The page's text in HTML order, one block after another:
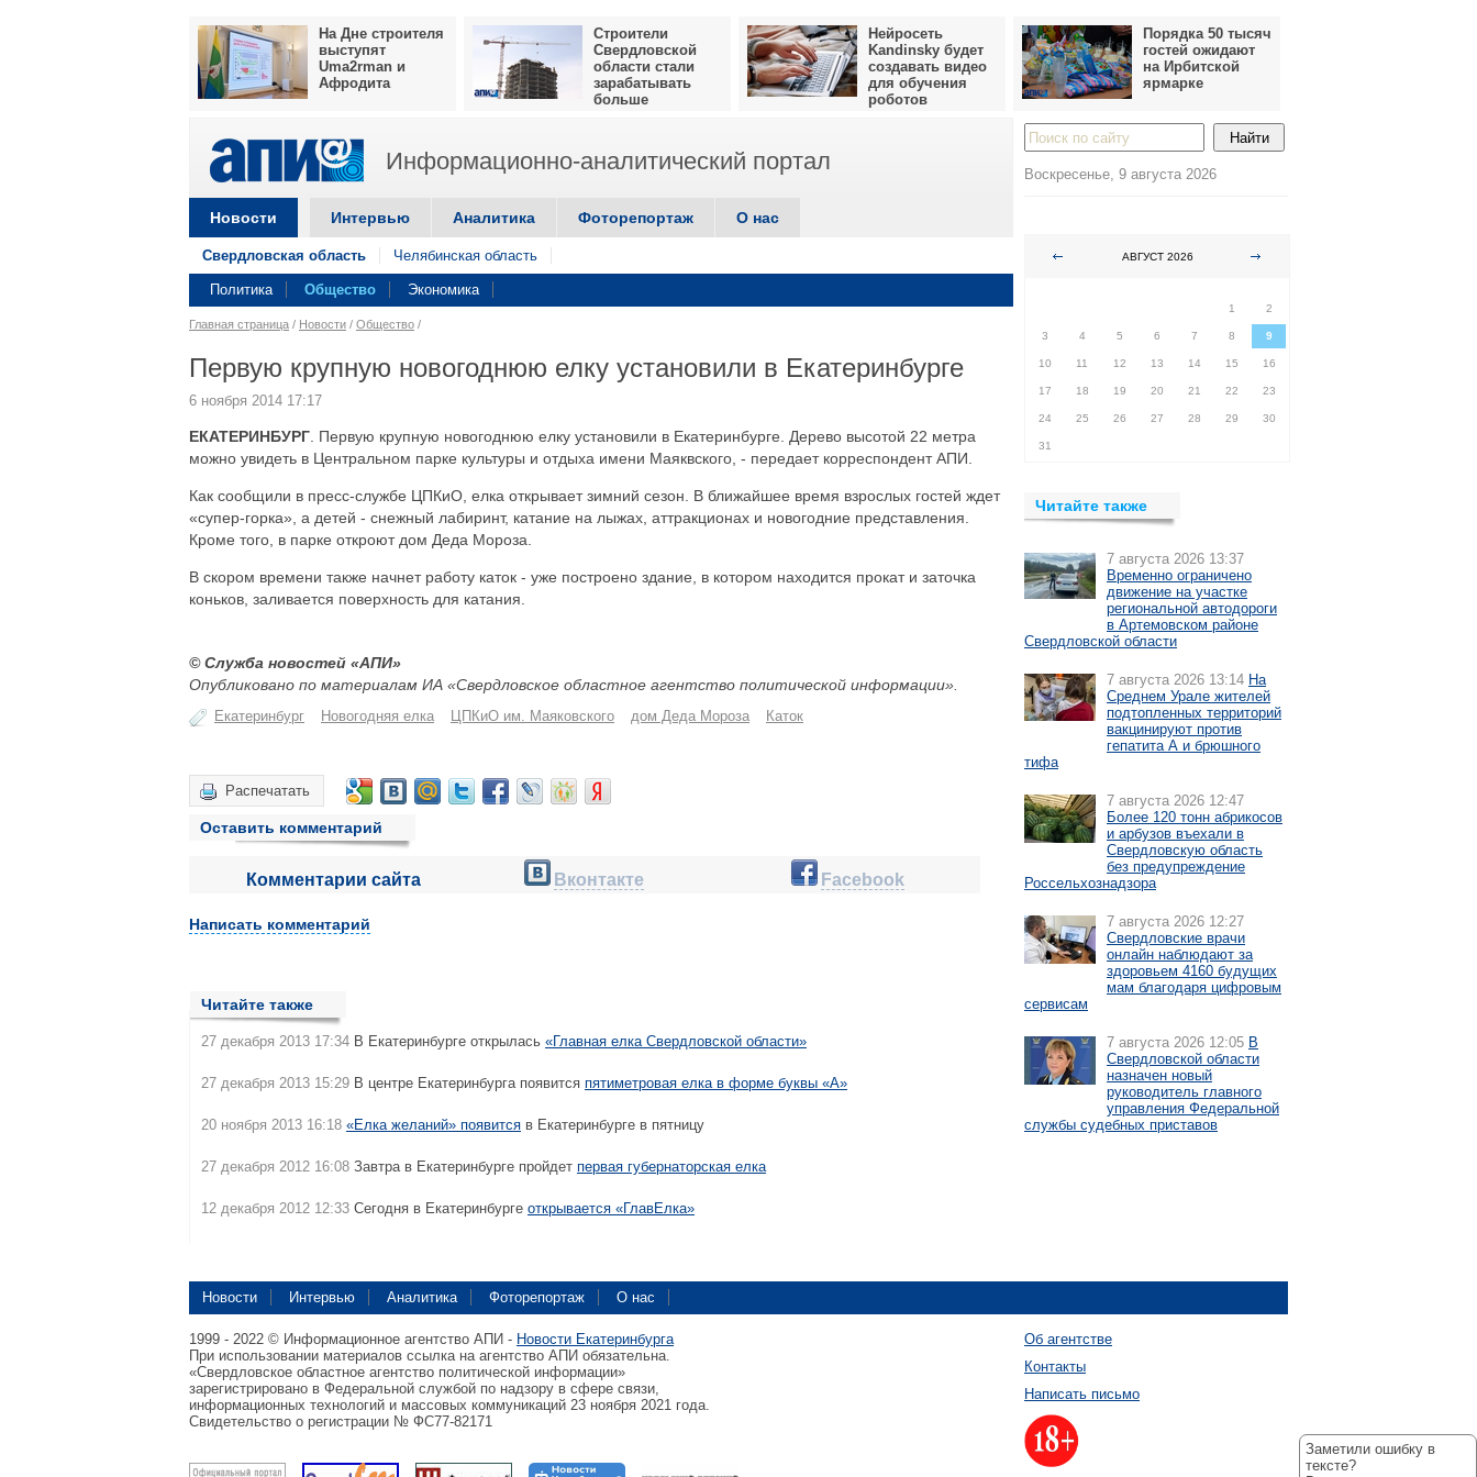
На Дне строителя
выступят
Uma2rman и
Афродита
Строители
Свердловской
области стали
зарабатывать
больше
Нейросеть
Kandinsky будет
создавать видео
для обучения
роботов
Порядка 50 тысяч
гостей ожидают
на Ирбитской
ярмарке
Информационно-аналитический портал
Новости Интервью Аналитика Фоторепортаж О нас
Свердловская область Челябинская область
Политика Общество Экономика
Главная страница / Новости / Общество /
Первую крупную новогоднюю елку установили в Екатеринбурге
6 ноября 2014 17:17
ЕКАТЕРИНБУРГ . Первую крупную новогоднюю елку установили в Екатеринбурге. Дерево высотой 22 метра
можно увидеть в Центральном парке культуры и отдыха имени Маяквского, - передает корреспондент АПИ.
Как сообщили в пресс-службе ЦПКиО, елка открывает зимний сезон. В ближайшее время взрослых гостей ждет
«супер-горка», а детей - снежный лабиринт, катание на лыжах, аттракционах и новогодние представления.
Кроме того, в парке откроют дом Деда Мороза.
В скором времени также начнет работу каток - уже построено здание, в котором находится прокат и заточка
коньков, заливается поверхность для катания.
© Служба новостей «АПИ»
Опубликовано по материалам ИА «Свердловское областное агентство политической информации».
Екатеринбург Новогодняя елка ЦПКиО им. Маяковского дом Деда Мороза Каток
Распечатать
Оставить комментарий
Комментарии сайта Вконтакте Facebook
Написать комментарий
Читайте также
27 декабря 2013 17:34 В Екатеринбурге открылась «Главная елка Свердловской области»
27 декабря 2013 15:29 В центре Екатеринбурга появится пятиметровая елка в форме буквы «А»
20 ноября 2013 16:18 «Елка желаний» появится в Екатеринбурге в пятницу
27 декабря 2012 16:08 Завтра в Екатеринбурге пройдет первая губернаторская елка
12 декабря 2012 12:33 Сегодня в Екатеринбурге открывается «ГлавЕлка»
Воскресенье, 9 августа 2026
АВГУСТ 2026
1
2
3 4 5 6 7 8 9
10 11 12 13 14 15 16
17 18 19 20 21 22 23
24 25 26 27 28 29 30
31
Читайте также
7 августа 2026 13:37
Временно ограничено
движение на участке
региональной автодороги
в Артемовском районе
Свердловской области
7 августа 2026 13:14 На
Среднем Урале жителей
подтопленных территорий
вакцинируют против
гепатита А и брюшного
тифа
7 августа 2026 12:47
Более 120 тонн абрикосов
и арбузов въехали в
Свердловскую область
без предупреждение
Россельхознадзора
7 августа 2026 12:27
Свердловские врачи
онлайн наблюдают за
здоровьем 4160 будущих
мам благодаря цифровым
сервисам
7 августа 2026 12:05 В
Свердловской области
назначен новый
руководитель главного
управления Федеральной
службы судебных приставов
Новости Интервью Аналитика Фоторепортаж О нас
1999 - 2022 © Информационное агентство АПИ - Новости Екатеринбурга
При использовании материалов ссылка на агентство АПИ обязательна.
«Свердловское областное агентство политической информации»
зарегистрировано в Федеральной службой по надзору в сфере связи,
информационных технологий и массовых коммуникаций 23 ноября 2021 года.
Свидетельство о регистрации № ФС77-82171
Об агентстве
Контакты
Написать письмо
Заметили ошибку в
тексте?